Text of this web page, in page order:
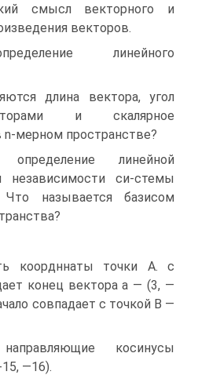
смысл векторного и
векторов.
линейного
длина вектора, угол
и скалярное
n-мерном пространстве?
линейной
независимости си-стемы
называется базисом
коордннаты точки А. с
конец вектора а — (3, —
совпадает с точкой В —
косинусы
—16).